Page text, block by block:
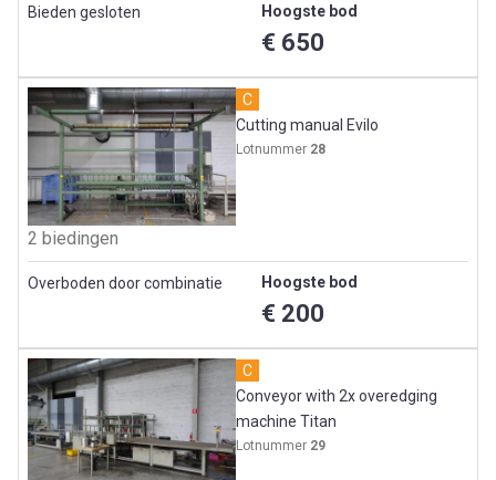
Bieden gesloten Hoogste bod
€ 650
C
Cutting manual Evilo
Lotnummer 28
2 biedingen
Overboden door combinatie Hoogste bod
€ 200
C
Conveyor with 2x overedging
machine Titan
Lotnummer 29